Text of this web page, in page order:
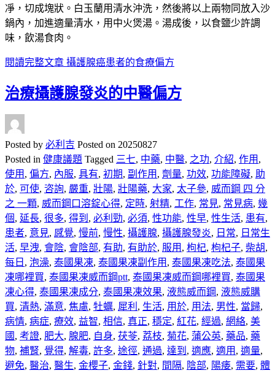
凈，切成塊狀。白玉蘭用清水沖洗，然後將以上兩物同放入沙
鍋內，加進適量清水，用中火煲湯。湯成後，以食鹽少許調
味，飲湯食肉。
閱讀完整文章 攝護腺癌患者的食療偏方
治療攝護腺發炎的中醫偏方
Posted by 必利吉 Posted on 20250827
Posted in 健康議題 Tagged 三七, 中藥, 中醫, 之功, 介紹, 作用 ,
使用 , 偏方, 內服, 具有, 初期, 副作用 , 劑量, 功效, 功能障礙, 助
於, 可使, 咨詢, 嚴重, 壯陽, 壯陽藥, 大家, 太子參, 威而鋼 四 分
之 一顆, 威而鋼口溶錠心得, 定時, 射精, 工作, 常見, 常見病, 幾
個, 延長, 很多, 得到 , 必利勁, 必須, 性功能, 性早, 性生活, 患有,
患者, 意見, 感覺, 慢前, 慢性, 攝護腺, 攝護腺發炎, 日常, 日常生
活, 早洩, 會陰, 會陰部, 有助, 有助於, 服用 , 枸杞, 枸杞子, 柴胡,
每日 , 泡澡, 泰國果凍, 泰國果凍副作用 , 泰國果凍吃法, 泰國果
凍哪裡買, 泰國果凍威而鋼ptt, 泰國果凍威而鋼哪裡買, 泰國果
凍心得, 泰國果凍成分, 泰國果凍效果, 液態威而鋼, 液態威購
買, 清熱, 滿意, 焦慮, 牡蠣, 犀利 , 生活, 用於, 用法, 男性, 當歸,
病情, 病症, 療效, 益智, 相信, 真正, 穩定, 紅花, 經過, 網絡, 美
國 , 考證, 肥大, 腺肥, 自身, 茯苓, 荔枝, 菊花, 蒲公英, 藥品, 藥
物, 補腎, 覺得, 解毒, 許多, 途徑, 通過, 達到 , 適應, 適用 , 適量,
避免, 醫治, 醫生, 金櫻子, 金錢, 針對, 間隔, 陰部, 陽痿, 需要, 體